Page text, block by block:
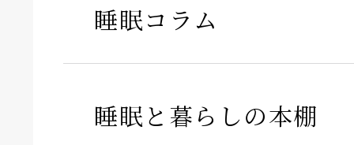
睡眠コラム
睡眠と暮らしの本棚